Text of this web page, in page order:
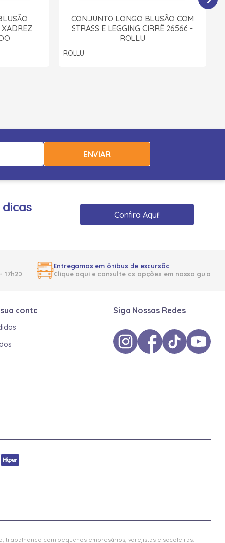
CONJUNTO LONGO BLUSÃO COM
STRASS E LEGGING CIRRÊ 26566 -
ROLLU
ROLLU
ENVIAR
Confira Aqui!
17h20
Entregamos em ônibus de excursão
Clique aquie consulte as opções em nosso guia
conta Siga Nossas Redes
com pequenos empresários, varejistas e sacoleiras.